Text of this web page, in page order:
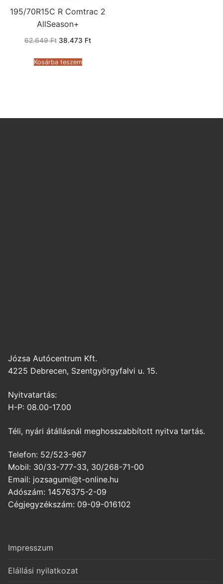
195/70R15C R Comtrac 2
AllSeason+
62.649Ft Original
62.649 Ft.
38.473 FtCurrent
Kosárba teszem
Józsa Autócentrum Kft.
4225 Debrecen, Szentgyörgyfalvi u. 15.
Nyitvatartás:
H-P: 08.00-17.00
Téli, nyári átállásnál meghosszabbított nyitva tartás.
Telefon: 52/523-967
Mobil: 30/33-777-33, 30/268-71-00
Email: jozsagumi@t-online.hu
Adószám: 14576375-2-09
Cégjegyzékszám: 09-09-016102
Impresszum
Elállási nyilatkozat